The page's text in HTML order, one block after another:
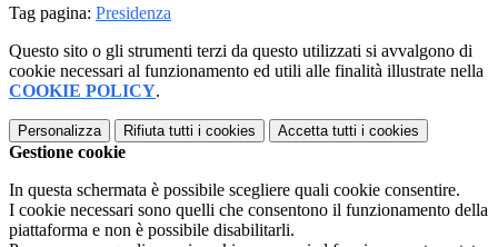
Tag pagina: Presidenza
Questo sito o gli strumenti terzi da questo utilizzati si avvalgono di
cookie necessari al funzionamento ed utili alle finalità illustrate nella
COOKIE POLICY.
Personalizza Rifiuta tutti i cookies Accetta tutti i cookies
Gestione cookie
In questa schermata è possibile scegliere quali cookie consentire.
I cookie necessari sono quelli che consentono il funzionamento della
piattaforma e non è possibile disabilitarli.